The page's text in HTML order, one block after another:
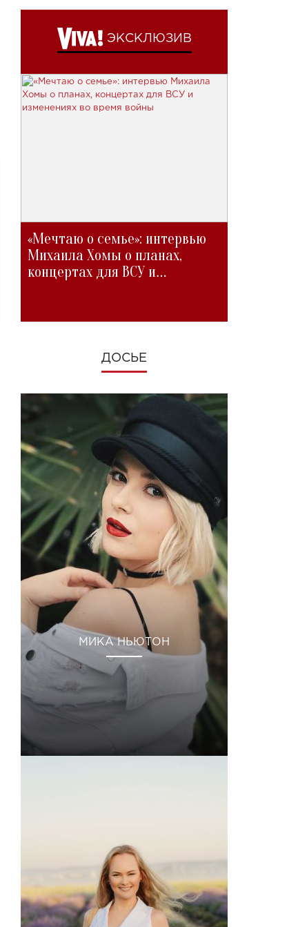
ЭКСКЛЮЗИВ
«Мечтаю о семье»: интервью
Михаила Хомы о планах,
концертах для ВСУ и
ДОСЬЕ
МИКА НЬЮТОН